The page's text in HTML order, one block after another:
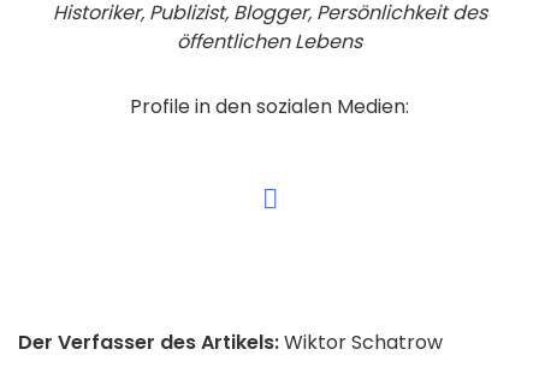
Historiker, Publizist, Blogger, Persönlichkeit des
öffentlichen Lebens
Profile in den sozialen Medien:
Der Verfasser des Artikels:Wiktor Schatrow